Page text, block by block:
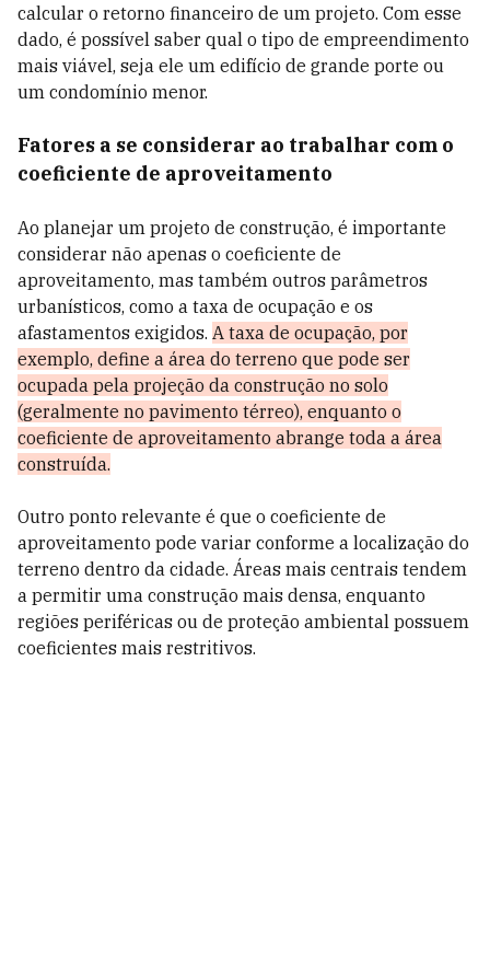
calcular o retorno financeiro de um projeto. Com esse
dado, é possível saber qual o tipo de empreendimento
mais viável, seja ele um edifício de grande porte ou
um condomínio menor.
Fatores a se considerar ao trabalhar com o
coeficiente de aproveitamento
Ao planejar um projeto de construção, é importante
considerar não apenas o coeficiente de
aproveitamento, mas também outros parâmetros
urbanísticos, como a taxa de ocupação e os
afastamentos exigidos. A taxa de ocupação, por
exemplo, define a área do terreno que pode ser
ocupada pela projeção da construção no solo
(geralmente no pavimento térreo), enquanto o
coeficiente de aproveitamento abrange toda a área
construída.
Outro ponto relevante é que o coeficiente de
aproveitamento pode variar conforme a localização do
terreno dentro da cidade. Áreas mais centrais tendem
a permitir uma construção mais densa, enquanto
regiões periféricas ou de proteção ambiental possuem
coeficientes mais restritivos.